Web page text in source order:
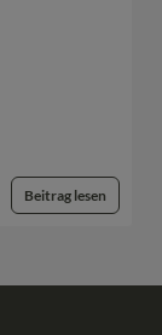
Beitrag lesen